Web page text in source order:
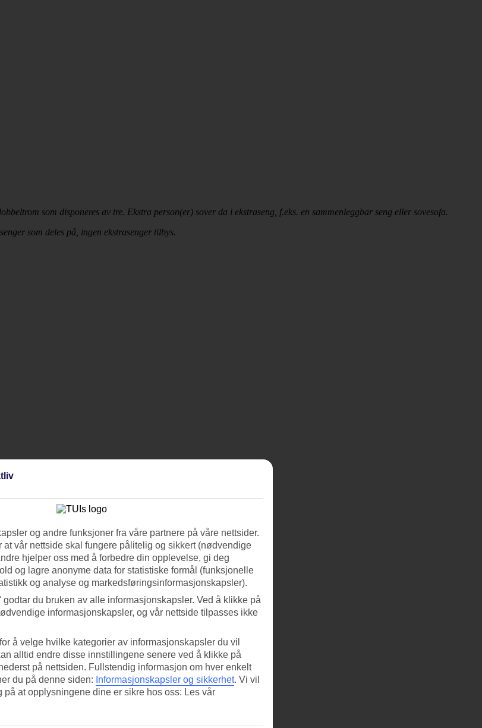
som disponeres av tre. Ekstra person(er) sover da i ekstraseng, f.eks. en sammenleggbar seng eller sovesofa.
som deles på, ingen ekstrasenger tilbys.
og andre funksjoner fra våre partnere på våre nettsider.
at vår nettside skal fungere pålitelig og sikkert (nødvendige
hjelper oss med å forbedre din opplevelse, gi deg
og lagre anonyme data for statistiske formål (funksjonelle
og analyse og markedsføringsinformasjonskapsler).
du bruken av alle informasjonskapsler. Ved å klikke på
informasjonskapsler, og vår nettside tilpasses ikke
å velge hvilke kategorier av informasjonskapsler du vil
alltid endre disse innstillingene senere ved å klikke på
på nettsiden. Fullstendig informasjon om hver enkelt
du på denne siden: Informasjonskapsler og sikkerhet. Vi vil
på at opplysningene dine er sikre hos oss: Les vår